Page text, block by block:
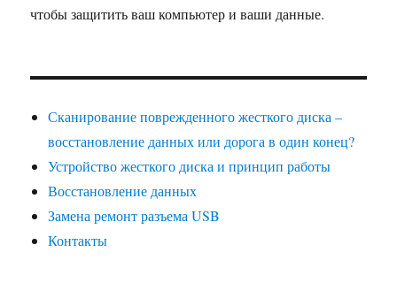
чтобы защитить ваш компьютер и ваши данные.
Сканирование поврежденного жесткого диска –
восстановление данных или дорога в один конец?
Устройство жесткого диска и принцип работы
Восстановление данных
Замена ремонт разъема USB
Контакты